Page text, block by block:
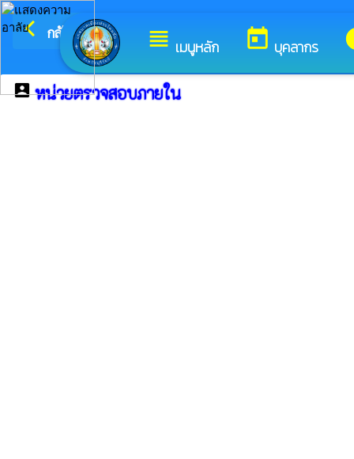
view_headline เมนูหลัก today บุคลากร
arrow_back_ios กลับเมนูหลัก ยินดีต้อนรับสู่เว็บไซต์ข
account_boxหน่วยตรวจสอบภายใน